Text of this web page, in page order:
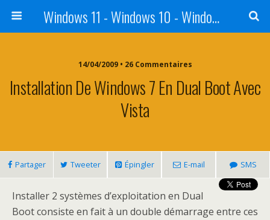
Windows 11 - Windows 10 - Windows 8 - Windows 7 - VISTA
14/04/2009 • 26 Commentaires
Installation De Windows 7 En Dual Boot Avec
Vista
Partager Tweeter Épingler E-mail SMS
Installer 2 systèmes d’exploitation en Dual
Boot consiste en fait à un double démarrage entre ces